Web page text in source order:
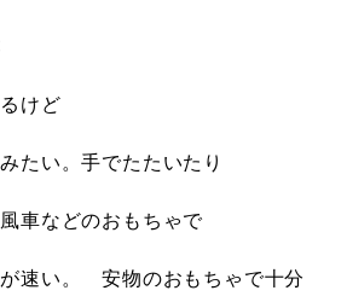
けど
たい。手でたたいたり
車などのおもちゃで
速い。 安物のおもちゃで十分